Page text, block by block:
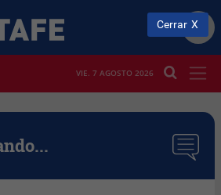
VIE. 7 AGOSTO 2026
Cerrar